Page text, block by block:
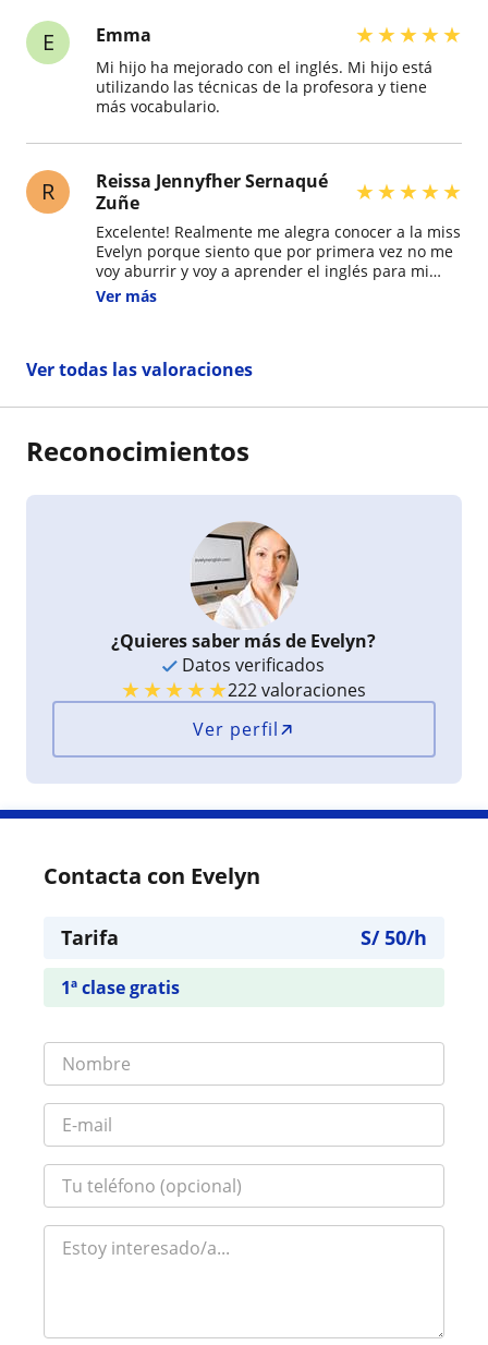
E Emma ★★★★★
Mi hijo ha mejorado con el inglés. Mi hijo está
utilizando las técnicas de la profesora y tiene
más vocabulario.
R
Reissa Jennyfher Sernaqué
Zuñe
★★★★★
Excelente! Realmente me alegra conocer a la miss
Evelyn porque siento que por primera vez no me
voy aburrir y voy a aprender el inglés para mi
vida diaria y profesional. Gracias miss por la
Ver más
Ver todas las valoraciones
Reconocimientos
¿Quieres saber más de Evelyn?
Datos verificados
★★★★★222 valoraciones
Ver perfil
Contacta con Evelyn
Tarifa S/50/h
1ª clase gratis